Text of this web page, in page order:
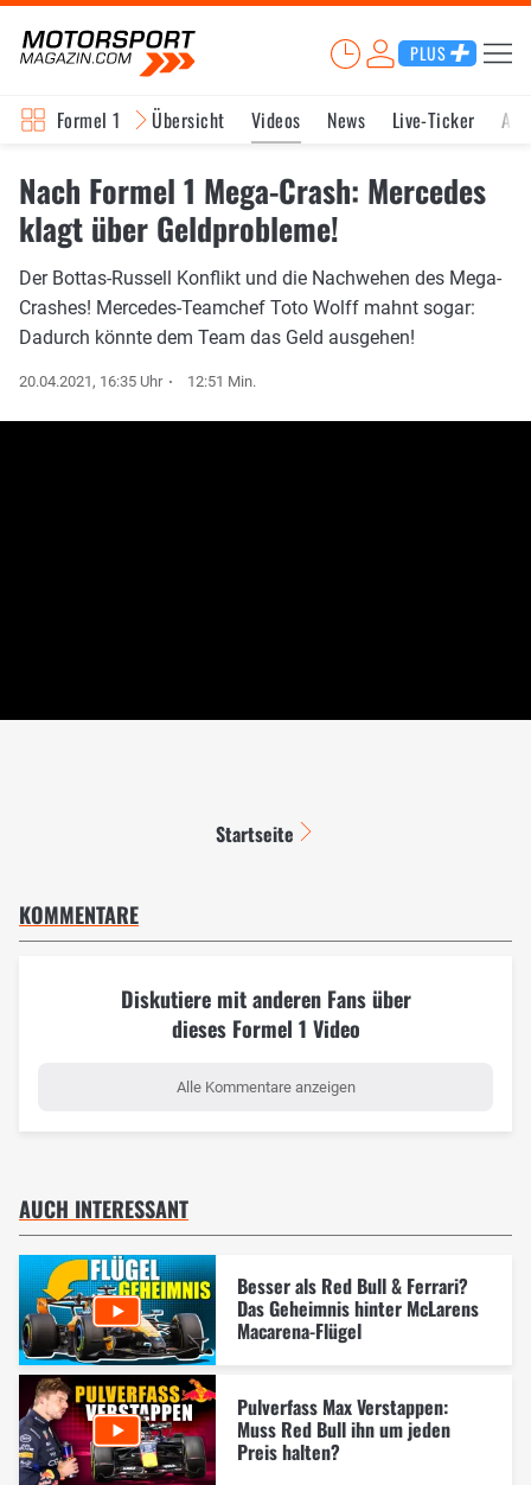
PLUS
Formel 1 Übersicht Videos News Live-Ticker
Nach Formel 1 Mega-Crash: Mercedes
klagt über Geldprobleme!
Der Bottas-Russell Konflikt und die Nachwehen des Mega-
Crashes! Mercedes-Teamchef Toto Wolff mahnt sogar:
Dadurch könnte dem Team das Geld ausgehen!
20.04.2021, 16:35 Uhr 12:51 Min.
Startseite
KOMMENTARE
Diskutiere mit anderen Fans über
dieses Formel 1 Video
Alle Kommentare anzeigen
AUCH INTERESSANT
Besser als Red Bull & Ferrari?
Das Geheimnis hinter McLarens
Macarena-Flügel
Pulverfass Max Verstappen:
Muss Red Bull ihn um jeden
Preis halten?